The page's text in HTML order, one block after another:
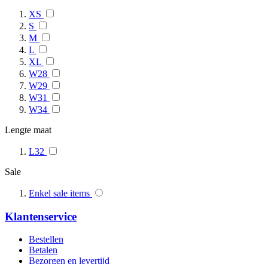
XS
S
M
L
XL
W28
W29
W31
W34
Lengte maat
L32
Sale
Enkel sale items
Klantenservice
Bestellen
Betalen
Bezorgen en levertijd